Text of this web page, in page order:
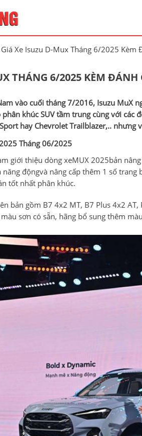
Giá Xe Isuzu D-Mux Tháng 6/2025 Kèm
THÁNG 6/2025 KÈM ĐÁNH
vào cuối tháng 7/2016, Isuzu MuX
khúc SUV tầm trung cùng với các
hay Chevrolet Trailblazer,.. nhưng
Tháng 06/2025
giới thiệu dòng xeMUX 2025bản
độngvà nâng cấp thêm 1 số
tốt nhất phân khúc.
bản gồm B7 4x2 MT, B7 Plus 4x2
sơn có sẵn, hãng bổ sung thêm